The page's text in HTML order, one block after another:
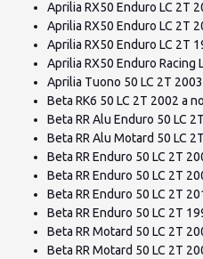
Aprilia RX50 Enduro LC 2T
Aprilia RX50 Enduro LC 2T
Aprilia RX50 Enduro LC 2T
Aprilia RX50 Enduro Racing
Aprilia Tuono 50 LC 2T
Beta RK6 50 LC 2T 2002 a
Beta RR Alu Enduro 50 LC
Beta RR Alu Motard 50 LC
Beta RR Enduro 50 LC 2T
Beta RR Enduro 50 LC 2T
Beta RR Enduro 50 LC 2T
Beta RR Enduro 50 LC 2T
Beta RR Motard 50 LC 2T
Beta RR Motard 50 LC 2T